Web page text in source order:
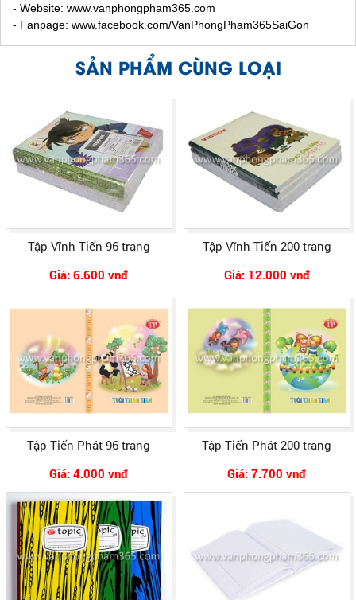
- Website: www.vanphongpham365.com
- Fanpage: www.facebook.com/VanPhongPham365SaiGon
SẢN PHẨM CÙNG LOẠI
Tập Vĩnh Tiến 96 trang
Giá: 6.600 vnđ
Tập Vĩnh Tiến 200 trang
Giá: 12.000 vnđ
Tập Tiến Phát 96 trang
Giá: 4.000 vnđ
Tập Tiến Phát 200 trang
Giá: 7.700 vnđ